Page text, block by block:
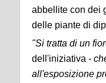
abbellite con dei
delle piante di
"Si tratta di un
dell'iniziativa -
all'esposizione